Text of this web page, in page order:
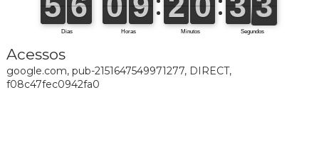
Acessos
google.com, pub-2151647549971277, DIRECT,
f08c47fec0942fa0